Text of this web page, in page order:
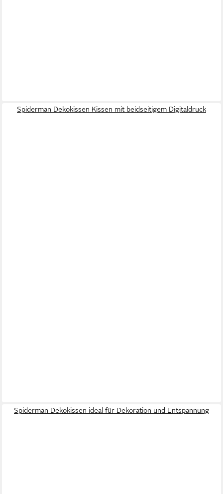
Spiderman Dekokissen Kissen mit beidseitigem Digitaldruck
Spiderman Dekokissen ideal für Dekoration und Entspannung